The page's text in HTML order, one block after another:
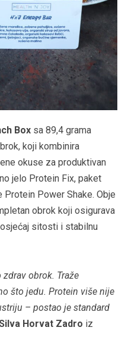
Boxsa 89,4 grama
koji kombinira
okuse za produktivan
jelo Protein Fix, paket
Power Shake. Obje
obrok koji osigurava
sitosti i stabilnu
zdrav obrok. Traže
što jedu. Protein više nije
– postao je standard
Horvat Zadro iz